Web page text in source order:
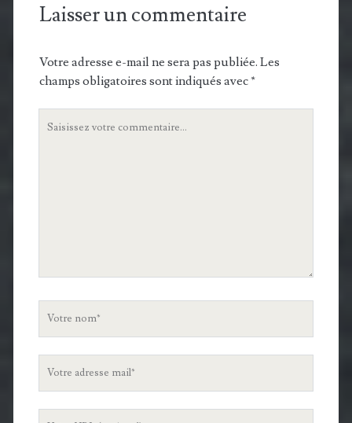
Laisser un commentaire
Votre adresse e-mail ne sera pas publiée. Les
champs obligatoires sont indiqués avec*